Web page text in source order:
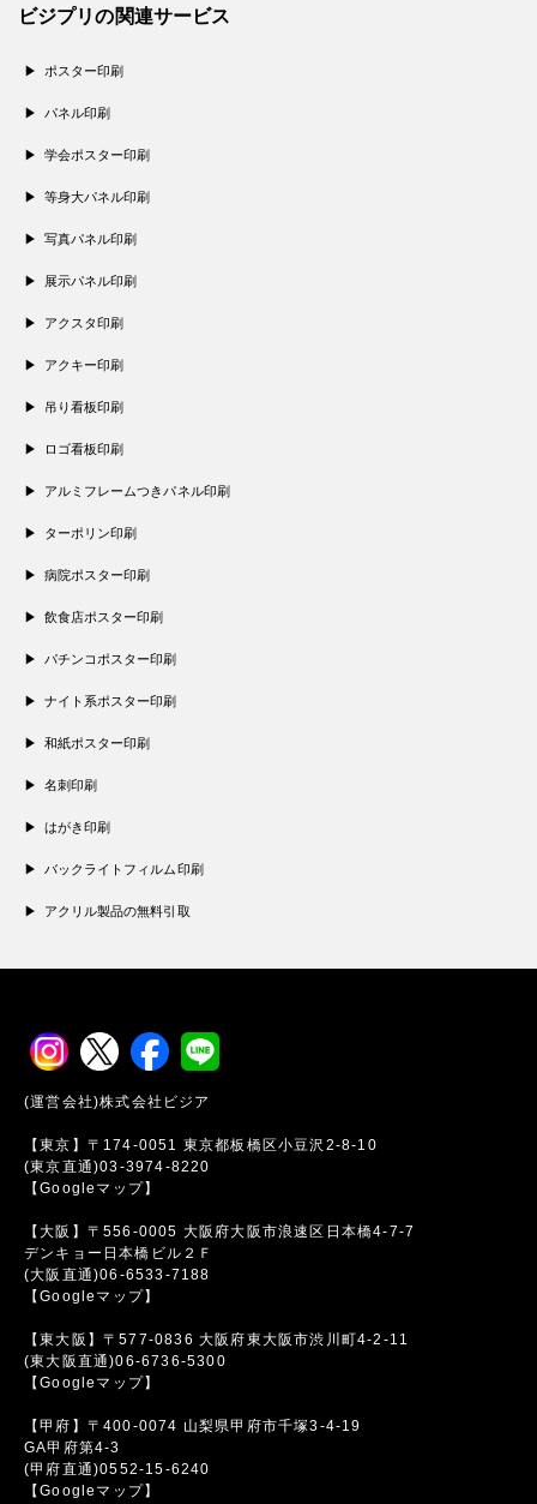
ビジプリの関連サービス
ポスター印刷
パネル印刷
学会ポスター印刷
等身大パネル印刷
写真パネル印刷
展示パネル印刷
アクスタ印刷
アクキー印刷
吊り看板印刷
ロゴ看板印刷
アルミフレームつきパネル印刷
ターポリン印刷
病院ポスター印刷
飲食店ポスター印刷
パチンコポスター印刷
ナイト系ポスター印刷
和紙ポスター印刷
名刺印刷
はがき印刷
バックライトフィルム印刷
アクリル製品の無料引取
(運営会社)株式会社ビジア
【東京】〒174-0051 東京都板橋区小豆沢2-8-10
(東京直通)03-3974-8220
【Googleマップ】
【大阪】〒556-0005 大阪府大阪市浪速区日本橋4-7-7
デンキョー日本橋ビル２Ｆ
(大阪直通)06-6533-7188
【Googleマップ】
【東大阪】〒577-0836 大阪府東大阪市渋川町4-2-11
(東大阪直通)06-6736-5300
【Googleマップ】
【甲府】〒400-0074 山梨県甲府市千塚3-4-19
GA甲府第4-3
(甲府直通)0552-15-6240
【Googleマップ】